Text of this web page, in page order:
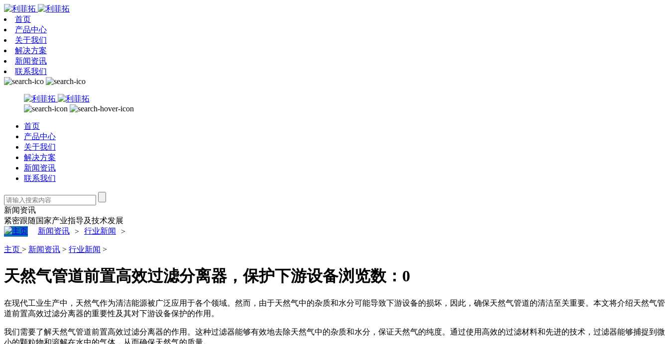
首页
产品中心
关于我们
解决方案
新闻资讯
联系我们
首页
产品中心
关于我们
解决方案
新闻资讯
联系我们
新闻资讯
紧密跟随国家产业指导及技术发展
新闻资讯 > 行业新闻 >
主页 > 新闻资讯 > 行业新闻 >
天然气管道前置高效过滤分离器，保护下游设备浏览数： 0
在现代工业生产中，天然气作为清洁能源被广泛应用于各个领域。然而，由于天然气中的杂质和水分可能导致下游设备的损坏，因此，确保天然气管道的清洁至关重要。本文将介绍天然气管
道前置高效过滤分离器的重要性及其对下游设备保护的作用。
我们需要了解天然气管道前置高效过滤分离器的作用。这种过滤器能够有效地去除天然气中的杂质和水分，保证天然气的纯度。通过使用高效的过滤材料和先进的技术，过滤器能够捕捉到微
小的颗粒物和溶解在水中的气体，从而确保天然气的质量。